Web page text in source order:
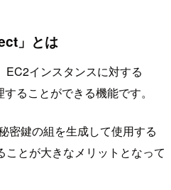
」とは
EC2インスタンスに対する
ることができる機能です。
密鍵の組を生成して使用する
とが大きなメリットとなって